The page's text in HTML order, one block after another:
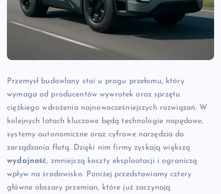
Przemysł budowlany stoi u progu przełomu, który
wymaga od producentów wywrotek oraz sprzętu
ciężkiego wdrożenia najnowocześniejszych rozwiązań. W
kolejnych latach kluczowe będą technologie napędowe,
systemy autonomiczne oraz cyfrowe narzędzia do
zarządzania flotą. Dzięki nim firmy zyskają większą
wydajność, zmniejszą koszty eksploatacji i ograniczą
wpływ na środowisko. Poniżej przedstawiamy cztery
główne obszary przemian, które już zaczynają